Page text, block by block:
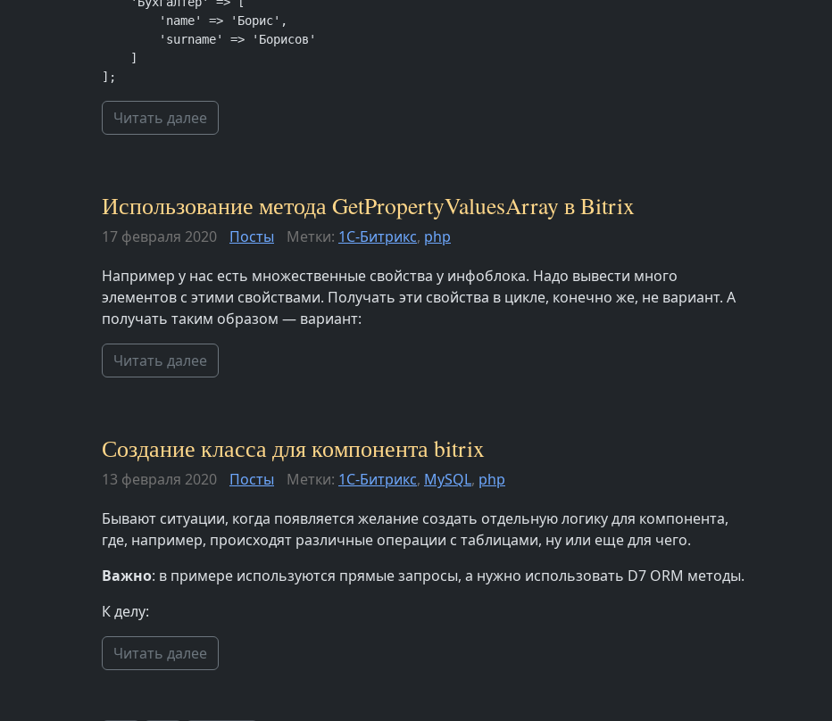
];
Читать далее
Использование метода GetPropertyValuesArray в Bitrix
17 февраля 2020 Посты Метки: 1С-Битрикс, php
Например у нас есть множественные свойства у инфоблока. Надо вывести много
элементов с этими свойствами. Получать эти свойства в цикле, конечно же, не вариант. А
получать таким образом — вариант:
Читать далее
Создание класса для компонента bitrix
13 февраля 2020 Посты Метки: 1С-Битрикс, MySQL, php
Бывают ситуации, когда появляется желание создать отдельную логику для компонента,
где, например, происходят различные операции с таблицами, ну или еще для чего.
Важно: в примере используются прямые запросы, а нужно использовать D7 ORM методы.
К делу:
Читать далее